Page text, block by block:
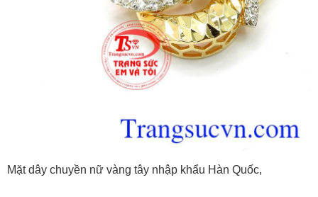
Mặt dây chuyền nữ vàng tây nhập khẩu Hàn Quốc,